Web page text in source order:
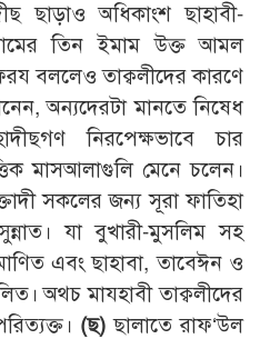
ছাড়াও অধিকাংশ ছাহাবী-
তিন ইমাম উক্ত আমল
বললেও তাক্বলীদের কারণে
অন্যদেরটা মানতে নিষেধ
নিরপেক্ষভাবে চার
মাসআলাগুলি মেনে চলেন।
সকলের জন্য সূরা ফাতিহা
যা বুখারী-মুসলিম সহ
এবং ছাহাবা, তাবেঈন ও
অথচ মাযহাবী তাক্বলীদের
(ছ)ছালাতে রাফ‘উল